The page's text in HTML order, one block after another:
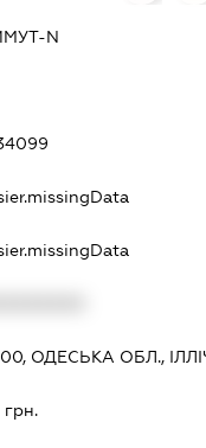
N
ОДЕСЬКА ОБЛ.,